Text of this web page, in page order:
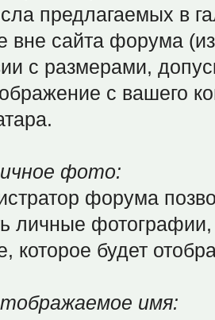
предлагаемых в
вне сайта форума
с размерами,
с вашего
фото:
форума
личные
которое будет
имя: